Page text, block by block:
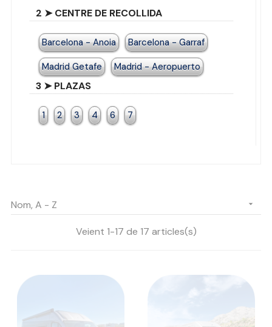
2 ➤ CENTRE DE RECOLLIDA
Barcelona - Anoia
Barcelona - Garraf
Madrid Getafe
Madrid - Aeropuerto
3 ➤ PLAZAS
1 2 3 4 6 7
Nom, A - Z 
Veient 1-17 de 17 articles(s)